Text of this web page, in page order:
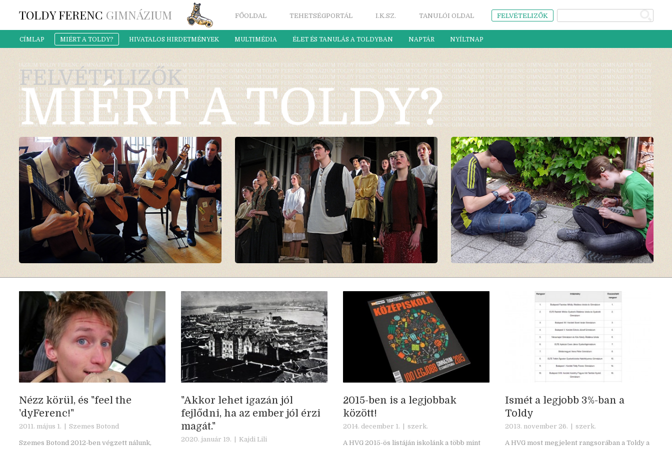
TOLDY FERENC GIMNÁZIUM FŐOLDAL TEHETSÉGPORTÁL I.K.SZ. TANULÓI OLDAL FELVÉTELIZŐK
CÍMLAP MIÉRT A TOLDY? HIVATALOS HIRDETMÉNYEK MULTIMÉDIA ÉLET ÉS TANULÁS A TOLDYBAN NAPTÁR NYÍLTNAP
Nézz körül, és "feel the
'dyFerenc!"
2011. május 1. | Szemes Botond
Szemes Botond 2012-ben végzett nálunk,
"Akkor lehet igazán jól
fejlődni, ha az ember jól érzi
magát."
2020. január 19. | Kajdi Lili
2015-ben is a legjobbak
között!
2014. december 1. | szerk.
A HVG 2015-ös listáján iskolánk a több mint
Ismét a legjobb 3%-ban a
Toldy
2013. november 26. | szerk.
A HVG most megjelent rangsorában a Toldy a